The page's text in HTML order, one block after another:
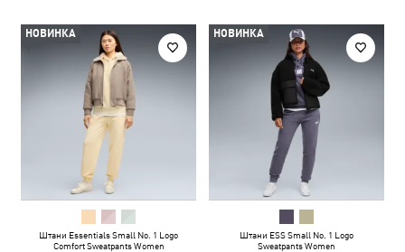
НОВИНКА
Штани Essentials Small No. 1 Logo
Comfort Sweatpants Women
НОВИНКА
Штани ESS Small No. 1 Logo
Sweatpants Women